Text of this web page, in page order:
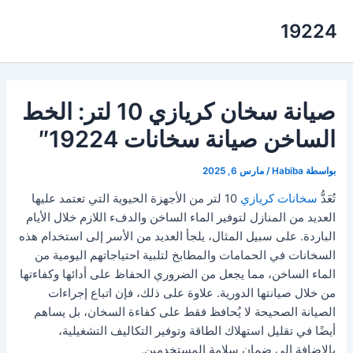
19224
صيانة سخان كريازي 10 لتر: الخط
الساخن صيانة سخانات 19224″
بواسطة Habiba
/مارس 6, 2025
تُعَدُّ سخانات كريازي
10 لتر من الأجهزة الحيوية التي تعتمد عليها
العديد من المنازل لتوفير الماء الساخن والدفء اللازم خلال الأيام
الباردة. على سبيل المثال، يلجأ العديد من الأسر إلى استخدام هذه
السخانات في الحمامات والمطابخ لتلبية احتياجاتهم اليومية من
الماء الساخن، مما يجعل من الضروري الحفاظ على أدائها وكفاءتها
من خلال صيانتها الدورية. علاوة على ذلك، فإن اتباع إجراءات
الصيانة الصحيحة لا يُحافظ فقط على كفاءة السخان، بل يساهم
أيضًا في تقليل استهلاك الطاقة وتوفير التكاليف التشغيلية،
بالإضافة إلى ضمان سلامة المستخدمين.